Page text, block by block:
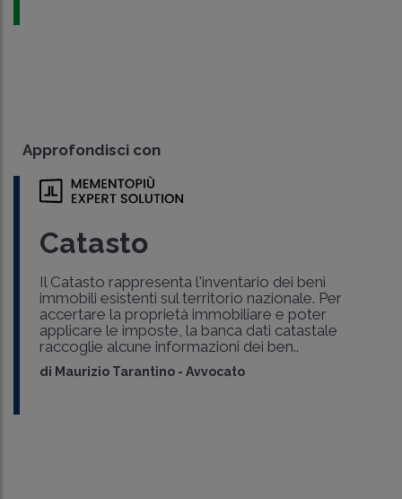
Approfondisci con
Catasto
Il Catasto rappresenta l'inventario dei beni
immobili esistenti sul territorio nazionale. Per
accertare la proprietà immobiliare e poter
applicare le imposte, la banca dati catastale
raccoglie alcune informazioni dei ben..
di Maurizio Tarantino - Avvocato